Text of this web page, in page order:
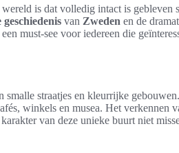
is dat volledig intact is gebleven
van Zweden en de
must-see voor iedereen die
straatjes en kleurrijke
winkels en musea. Het verkennen
van deze unieke buurt niet